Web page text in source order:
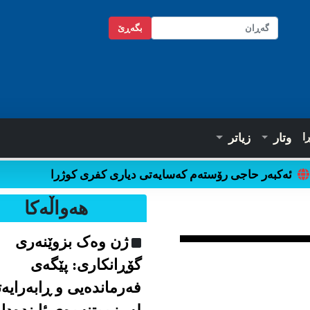
بگه‌ڕێ
وتار زیاتر
ئەکبەر حاجی رۆستەم کەسایەتی دیاری کفری کوژرا
هه‌واڵه‌کا
ژن وەک بزوێنەری
گۆڕانکاری: پێگەی
فەرماندەیی و